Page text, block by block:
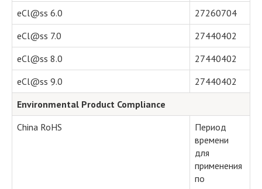
eCl@ss 6.0
27260704
eCl@ss 7.0
27440402
eCl@ss 8.0
27440402
eCl@ss 9.0
27440402
Environmental Product Compliance
China RoHS
Период
времени
для
применения
по